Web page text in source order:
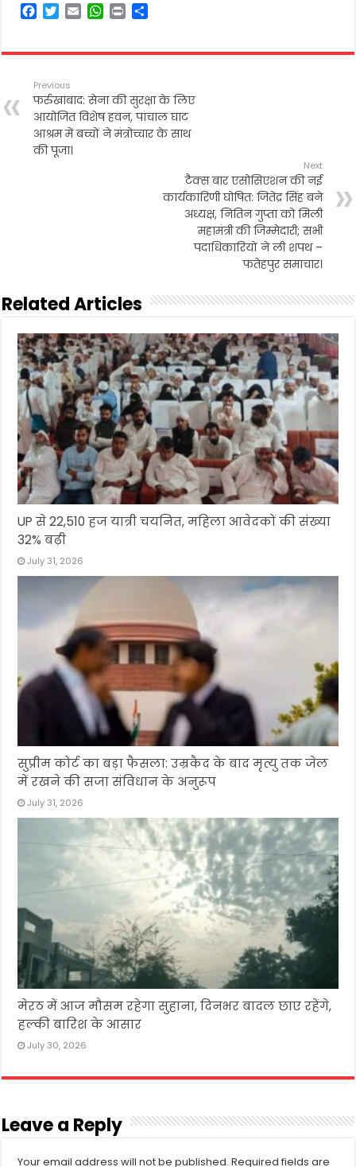
F
e
o
o
k
T
t
e
r
E
i
W
t
p
p
P
n
r
Previous
फर्रुखाबाद: सेना की सुरक्षा के लिए
आयोजित विशेष हवन, पांचाल घाट
आश्रम में बच्चों ने मंत्रोच्चार के साथ
की पूजा।
Next
टैक्स बार एसोसिएशन की नई
कार्यकारिणी घोषित: जितेंद्र सिंह बने
अध्यक्ष, नितिन गुप्ता को मिली
महामंत्री की जिम्मेदारी; सभी
पदाधिकारियों ने ली शपथ –
फतेहपुर समाचार।
Related Articles
UP से 22,510 हज यात्री चयनित, महिला आवेदकों की संख्या
32% बढ़ी
July 31, 2026
सुप्रीम कोर्ट का बड़ा फैसला: उम्रकैद के बाद मृत्यु तक जेल
में रखने की सजा संविधान के अनुरूप
July 31, 2026
मेरठ में आज मौसम रहेगा सुहाना, दिनभर बादल छाए रहेंगे,
हल्की बारिश के आसार
July 30, 2026
Leave a Reply
Your email address will not be published. Required fields are